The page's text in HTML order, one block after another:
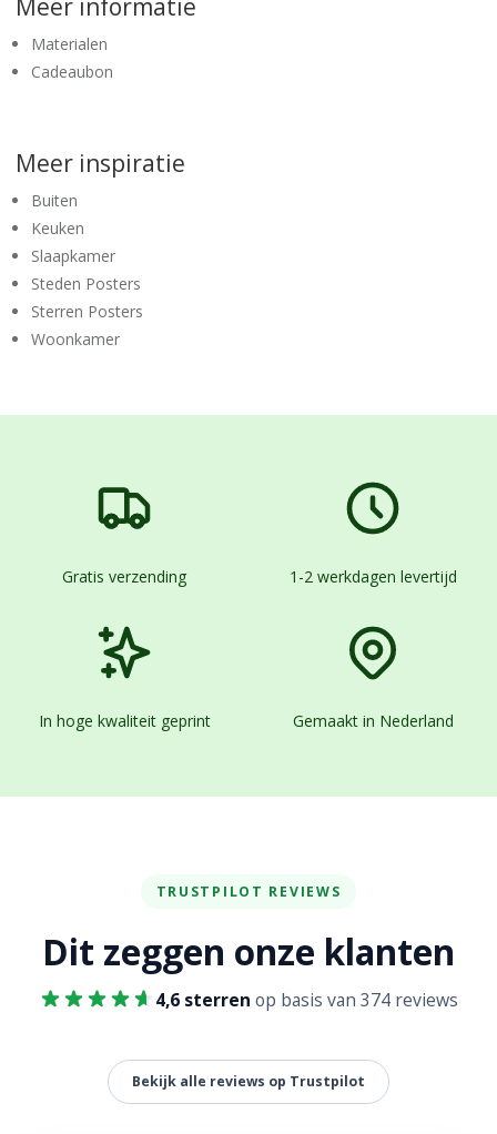
Materialen
Cadeaubon
Meer inspiratie
Buiten
Keuken
Slaapkamer
Steden Posters
Sterren Posters
Woonkamer
Gratis verzending 1-2 werkdagen levertijd
In hoge kwaliteit geprint Gemaakt in Nederland
TRUSTPILOT REVIEWS
Dit zeggen onze klanten
4,6 sterren op basis van 374 reviews
Bekijk alle reviews op Trustpilot